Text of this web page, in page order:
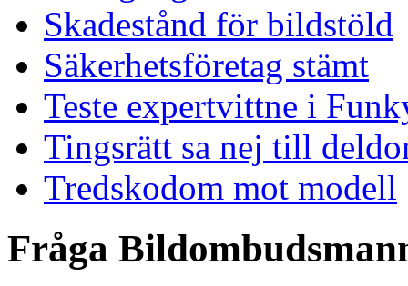
Skadestånd för bildstöld
Säkerhetsföretag stämt
Teste expertvittne i
Tingsrätt sa nej till
Tredskodom mot modell
Fråga